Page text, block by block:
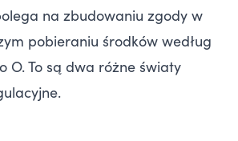
na zbudowaniu zgody w
pobieraniu środków według
O. To są dwa różne światy